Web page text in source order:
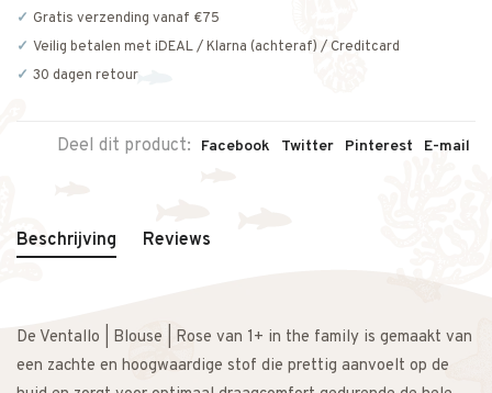
Gratis verzending vanaf €75
Veilig betalen met iDEAL / Klarna (achteraf) / Creditcard
30 dagen retour
Deel dit product: Facebook Twitter Pinterest E-mail
Beschrijving Reviews
De Ventallo | Blouse | Rose van 1+ in the family is gemaakt van
een zachte en hoogwaardige stof die prettig aanvoelt op de